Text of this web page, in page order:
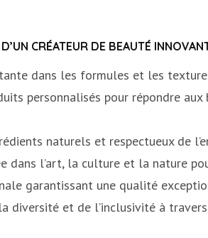
CRÉATEUR DE BEAUTÉ
dans les formules et les
personnalisés pour répondre aux
naturels et respectueux de
dans l’art, la culture et la nature
garantissant une qualité
diversité et de l’inclusivité à